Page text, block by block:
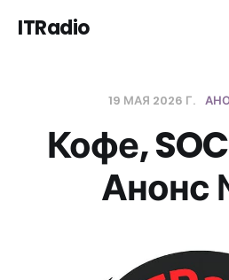
ITRadio
19 МАЯ 2026 Г.
Кофе,
Анонс